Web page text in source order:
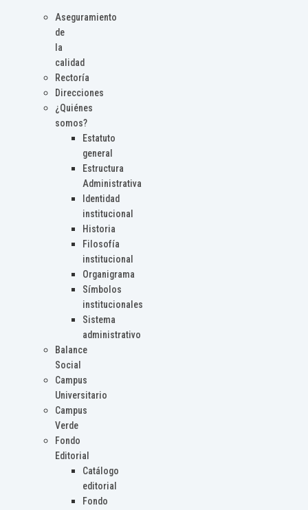
Aseguramiento
de
la
calidad
Rectoría
Direcciones
¿Quiénes
somos?
Estatuto
general
Estructura
Administrativa
Identidad
institucional
Historia
Filosofía
institucional
Organigrama
Símbolos
institucionales
Sistema
administrativo
Balance
Social
Campus
Universitario
Campus
Verde
Fondo
Editorial
Catálogo
editorial
Fondo